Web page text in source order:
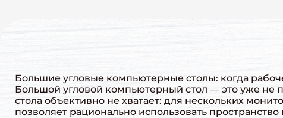
Большие угловые компьютерные столы: когда
Большой угловой компьютерный стол — это уже не
стола объективно не хватает: для нескольких
позволяет рационально использовать